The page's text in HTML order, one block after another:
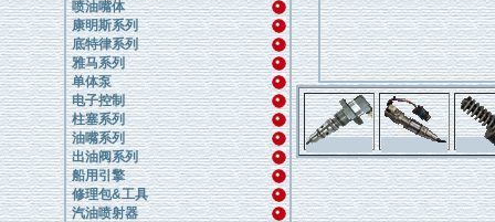
喷油嘴体
康明斯系列
底特律系列
雅马系列
单体泵
电子控制
柱塞系列
油嘴系列
出油阀系列
船用引擎
修理包&工具
汽油喷射器